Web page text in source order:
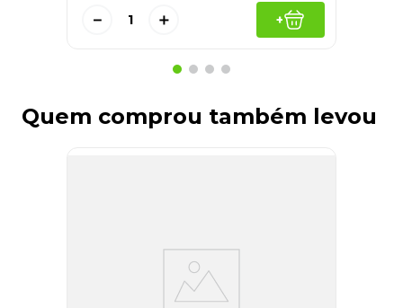
＋
－ +
Quem comprou também levou